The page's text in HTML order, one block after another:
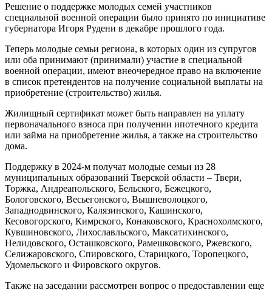
Решение о поддержке молодых семей участников
специальной военной операции было принято по инициативе
губернатора Игоря Рудени в декабре прошлого года.
Теперь молодые семьи региона, в которых один из супругов
или оба принимают (принимали) участие в специальной
военной операции, имеют внеочередное право на включение
в список претендентов на получение социальной выплаты на
приобретение (строительство) жилья.
Жилищный сертификат может быть направлен на уплату
первоначального взноса при получении ипотечного кредита
или займа на приобретение жилья, а также на строительство
дома.
Поддержку в 2024-м получат молодые семьи из 28
муниципальных образований Тверской области – Твери,
Торжка, Андреапольского, Бельского, Бежецкого,
Бологовского, Весьегонского, Вышневолоцкого,
Западнодвинского, Калязинского, Кашинского,
Кесовогорского, Кимрского, Конаковского, Краснохолмского,
Кувшиновского, Лихославльского, Максатихинского,
Нелидовского, Осташковского, Рамешковского, Ржевского,
Селижаровского, Спировского, Старицкого, Торопецкого,
Удомельского и Фировского округов.
Также на заседании рассмотрен вопрос о предоставлении еще